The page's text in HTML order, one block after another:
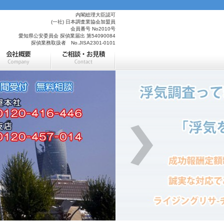
内閣総理大臣認可
(一社) 日本調査業協会加盟員
会員番号 No2010号
愛知県公安委員会 探偵業届出 第54090084
探偵業務取扱者 No.JISA2301-0101